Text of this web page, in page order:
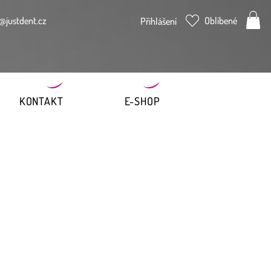
Přihlášení Oblíbené
KONTAKT E-SHOP